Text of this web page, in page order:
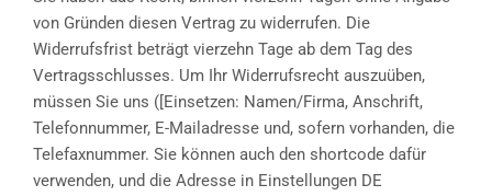
von Gründen diesen Vertrag zu widerrufen. Die
Widerrufsfrist beträgt vierzehn Tage ab dem Tag des
Vertragsschlusses. Um Ihr Widerrufsrecht auszuüben,
müssen Sie uns ([Einsetzen: Namen/Firma, Anschrift,
Telefonnummer, E-Mailadresse und, sofern vorhanden, die
Telefaxnummer. Sie können auch den shortcode dafür
verwenden, und die Adresse in Einstellungen DE